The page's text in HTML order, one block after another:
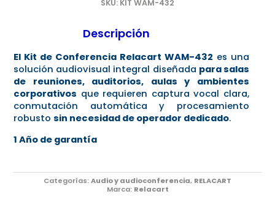
SKU: KIT WAM-432
Descripción
El Kit de Conferencia Relacart WAM-432 es una
solución audiovisual integral diseñada para salas
de reuniones, auditorios, aulas y ambientes
corporativos que requieren captura vocal clara,
conmutación automática y procesamiento
robustosin necesidad de operador dedicado.
1 Año de garantía
Categorías:Audio y audioconferencia, RELACART
Marca: Relacart